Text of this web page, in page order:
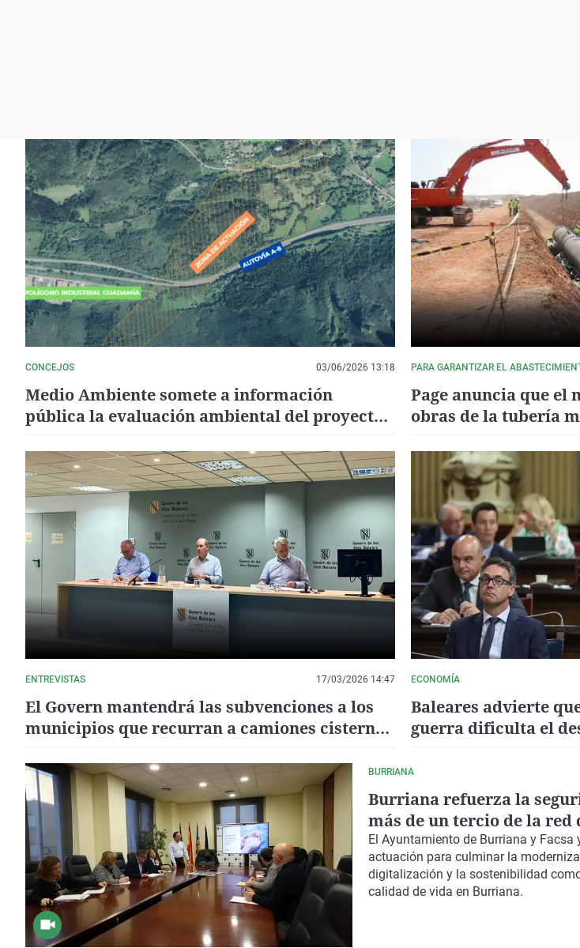
CONCEJOS 03/06/2026 13:18
Medio Ambiente somete a información
pública la evaluación ambiental del proyecto
Ribadesella
PARA GARANTIZAR EL
Page anuncia que el
obras de la tubería
ENTREVISTAS 17/03/2026 14:47
El Govern mantendrá las subvenciones a los
municipios que recurran a camiones cisterna
ECONOMÍA
Baleares advierte
guerra dificulta el
BURRIANA
Burriana refuerza la
más de un tercio de la
El Ayuntamiento de Burriana y Facsa
actuación para culminar la
digitalización y la sostenibilidad
calidad de vida en Burriana.